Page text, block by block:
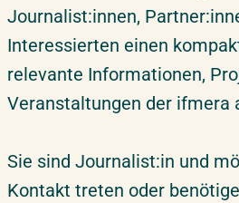
Journalist:innen,
Interessierten einen
relevante Informationen,
Veranstaltungen der ifmera
Sie sind Journalist:in und
Kontakt treten oder